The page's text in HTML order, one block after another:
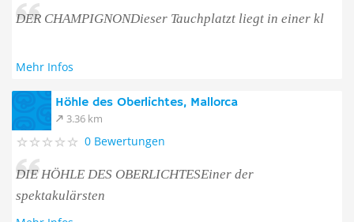
DER CHAMPIGNONDieser Tauchplatzt liegt in einer kl
Mehr Infos
Höhle des Oberlichtes, Mallorca
3.36 km
0 Bewertungen
DIE HÖHLE DES OBERLICHTESEiner der
spektakulärsten